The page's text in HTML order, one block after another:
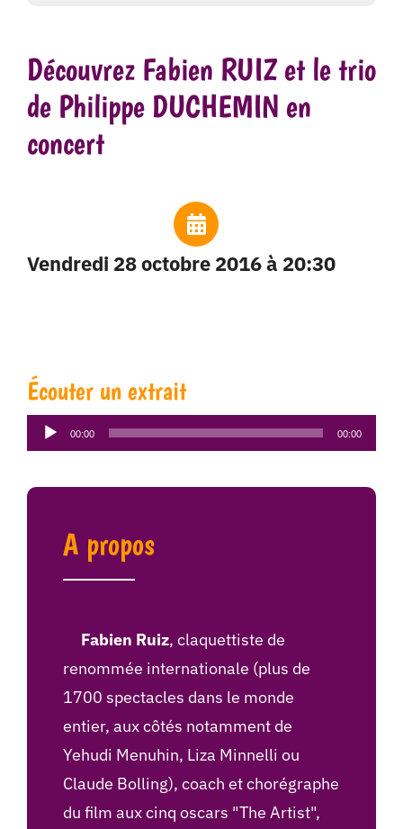
Découvrez Fabien RUIZ et le trio
de Philippe DUCHEMIN en
concert
vendredi 28 octobre 2016 à 20:30
Écouter un extrait
Lecteur
audio
00:00 00:00
A propos
Fabien Ruiz, claquettiste de
renommée internationale (plus de
1700 spectacles dans le monde
entier, aux côtés notamment de
Yehudi Menuhin, Liza Minnelli ou
Claude Bolling), coach et chorégraphe
du film aux cinq oscars "The Artist",